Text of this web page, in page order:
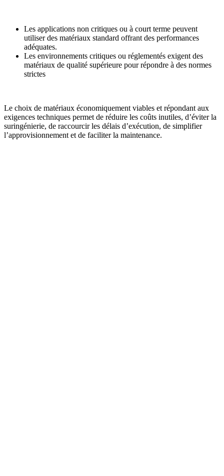
Les applications non critiques ou à court terme peuvent
utiliser des matériaux standard offrant des performances
adéquates.
Les environnements critiques ou réglementés exigent des
matériaux de qualité supérieure pour répondre à des normes
strictes
Le choix de matériaux économiquement viables et répondant aux
exigences techniques permet de réduire les coûts inutiles, d’éviter la
suringénierie, de raccourcir les délais d’exécution, de simplifier
l’approvisionnement et de faciliter la maintenance.